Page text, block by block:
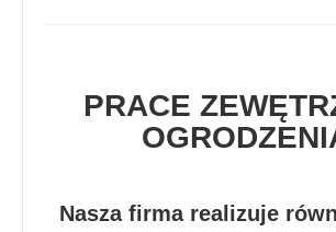
PRACE
Nasza firma realizuje